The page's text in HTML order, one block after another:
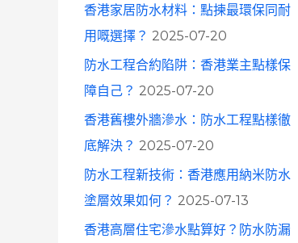
香港家居防水材料：點揀最環保同耐
用嘅選擇？ 2025-07-20
防水工程合約陷阱：香港業主點樣保
障自己？ 2025-07-20
香港舊樓外牆滲水：防水工程點樣徹
底解決？ 2025-07-20
防水工程新技術：香港應用納米防水
塗層效果如何？ 2025-07-13
香港高層住宅滲水點算好？防水防漏